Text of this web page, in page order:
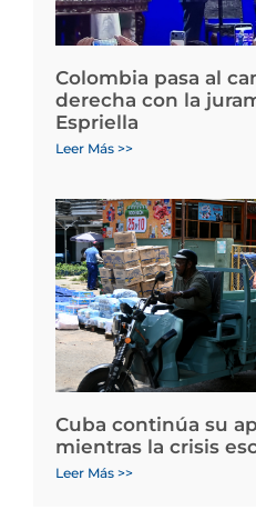
Colombia pasa al
derecha con la
Espriella
Leer Más >>
Cuba continúa su
mientras la crisis
Leer Más >>